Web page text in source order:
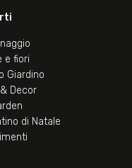
e fiori
Giardino
Decor
di Natale